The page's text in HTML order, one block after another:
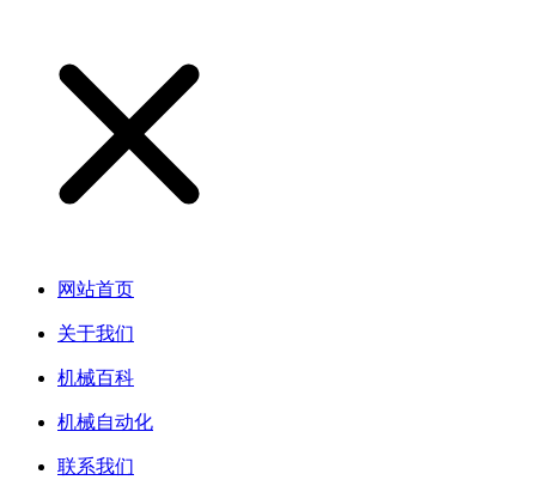
网站首页
关于我们
机械百科
机械自动化
联系我们